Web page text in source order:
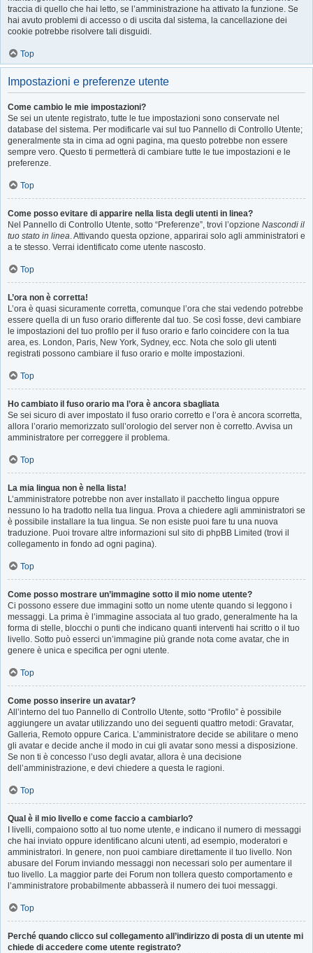
traccia di quello che hai letto, se l’amministrazione ha attivato la funzione. Se
hai avuto problemi di accesso o di uscita dal sistema, la cancellazione dei
cookie potrebbe risolvere tali disguidi.
Top
Impostazioni e preferenze utente
Come cambio le mie impostazioni?
Se sei un utente registrato, tutte le tue impostazioni sono conservate nel
database del sistema. Per modificarle vai sul tuo Pannello di Controllo Utente;
generalmente sta in cima ad ogni pagina, ma questo potrebbe non essere
sempre vero. Questo ti permetterà di cambiare tutte le tue impostazioni e le
preferenze.
Top
Come posso evitare di apparire nella lista degli utenti in linea?
Nel Pannello di Controllo Utente, sotto “Preferenze”, trovi l’opzione Nascondi il
tuo stato in linea. Attivando questa opzione, apparirai solo agli amministratori e
a te stesso. Verrai identificato come utente nascosto.
Top
L’ora non è corretta!
L’ora è quasi sicuramente corretta, comunque l’ora che stai vedendo potrebbe
essere quella di un fuso orario differente dal tuo. Se così fosse, devi cambiare
le impostazioni del tuo profilo per il fuso orario e farlo coincidere con la tua
area, es. London, Paris, New York, Sydney, ecc. Nota che solo gli utenti
registrati possono cambiare il fuso orario e molte impostazioni.
Top
Ho cambiato il fuso orario ma l’ora è ancora sbagliata
Se sei sicuro di aver impostato il fuso orario corretto e l’ora è ancora scorretta,
allora l’orario memorizzato sull’orologio del server non è corretto. Avvisa un
amministratore per correggere il problema.
Top
La mia lingua non è nella lista!
L’amministratore potrebbe non aver installato il pacchetto lingua oppure
nessuno lo ha tradotto nella tua lingua. Prova a chiedere agli amministratori se
è possibile installare la tua lingua. Se non esiste puoi fare tu una nuova
traduzione. Puoi trovare altre informazioni sul sito di phpBB Limited (trovi il
collegamento in fondo ad ogni pagina).
Top
Come posso mostrare un’immagine sotto il mio nome utente?
Ci possono essere due immagini sotto un nome utente quando si leggono i
messaggi. La prima è l’immagine associata al tuo grado, generalmente ha la
forma di stelle, blocchi o punti che indicano quanti interventi hai scritto o il tuo
livello. Sotto può esserci un’immagine più grande nota come avatar, che in
genere è unica e specifica per ogni utente.
Top
Come posso inserire un avatar?
All’interno del tuo Pannello di Controllo Utente, sotto “Profilo” è possibile
aggiungere un avatar utilizzando uno dei seguenti quattro metodi: Gravatar,
Galleria, Remoto oppure Carica. L’amministratore decide se abilitare o meno
gli avatar e decide anche il modo in cui gli avatar sono messi a disposizione.
Se non ti è concesso l’uso degli avatar, allora è una decisione
dell’amministrazione, e devi chiedere a questa le ragioni.
Top
Qual è il mio livello e come faccio a cambiarlo?
I livelli, compaiono sotto al tuo nome utente, e indicano il numero di messaggi
che hai inviato oppure identificano alcuni utenti, ad esempio, moderatori e
amministratori. In genere, non puoi cambiare direttamente il tuo livello. Non
abusare del Forum inviando messaggi non necessari solo per aumentare il
tuo livello. La maggior parte dei Forum non tollera questo comportamento e
l’amministratore probabilmente abbasserà il numero dei tuoi messaggi.
Top
Perché quando clicco sul collegamento all’indirizzo di posta di un utente mi
chiede di accedere come utente registrato?